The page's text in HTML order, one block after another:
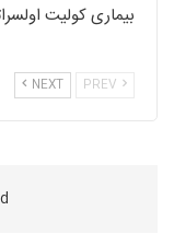
بیماری کولیت
NEXT